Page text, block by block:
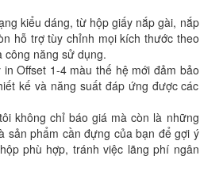
kiểu dáng, từ hộp giấy nắp gài, nắp
hỗ trợ tùy chỉnh mọi kích thước theo
công năng sử dụng.
Offset 1-4 màu thế hệ mới đảm bảo
kế và năng suất đáp ứng được các
không chỉ báo giá mà còn là những
sản phẩm cần đựng của bạn để gợi ý
phù hợp, tránh việc lãng phí ngân